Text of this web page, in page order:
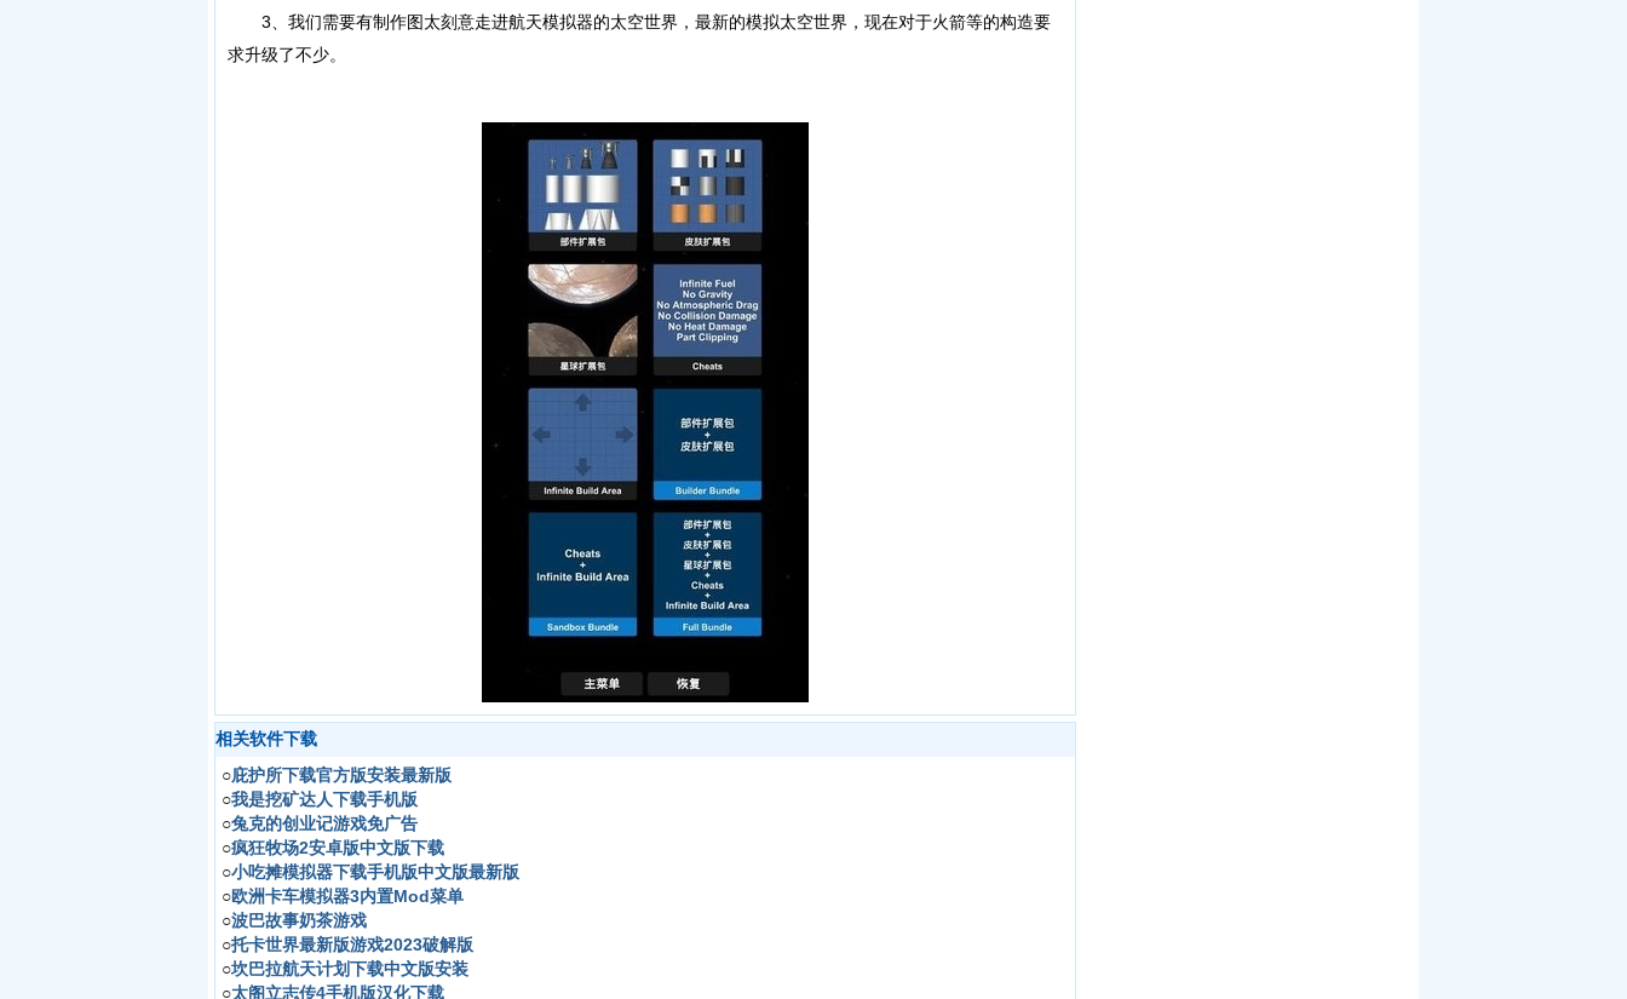
3、我们需要有制作图太刻意走进航天模拟器的太空世界，最新的模拟太空世界，现在对于火箭等的构造要
求升级了不少。
相关软件下载
○庇护所下载官方版安装最新版
○我是挖矿达人下载手机版
○兔克的创业记游戏免广告
○疯狂牧场2安卓版中文版下载
○小吃摊模拟器下载手机版中文版最新版
○欧洲卡车模拟器3内置Mod菜单
○波巴故事奶茶游戏
○托卡世界最新版游戏2023破解版
○坎巴拉航天计划下载中文版安装
○太阁立志传4手机版汉化下载